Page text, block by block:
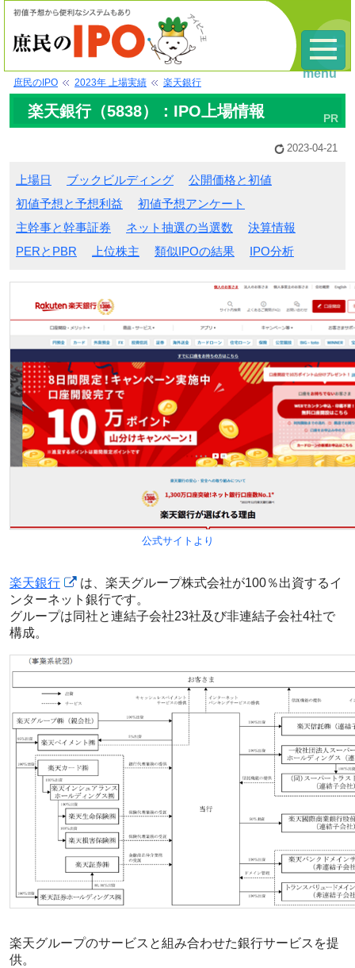
庶民のIPO 2023年 上場実績 楽天銀行
楽天銀行（5838）：IPO上場情報
2023-04-21
上場日 ブックビルディング
公開価格と初値
初値予想と予想利益
初値予想アンケート
主幹事と幹事証券
ネット抽選の当選数
決算情報
PERとPBR
上位株主 類似IPOの結果 IPO分析
公式サイトより
楽天銀行
は、楽天グループ株式会社が100％出資するイ
ンターネット銀行です。
グループは同社と連結子会社23社及び非連結子会社4社で
構成。
楽天グループのサービスと組み合わせた銀行サービスを提
供。
menu